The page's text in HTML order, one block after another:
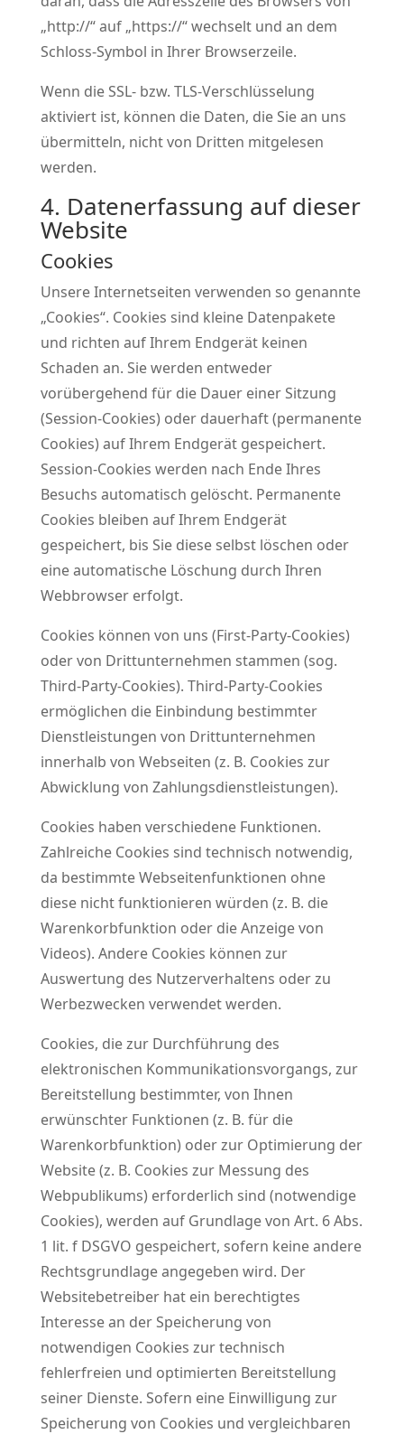
„http://“ auf „https://“ wechselt und an dem
Schloss-Symbol in Ihrer Browserzeile.
Wenn die SSL- bzw. TLS-Verschlüsselung
aktiviert ist, können die Daten, die Sie an uns
übermitteln, nicht von Dritten mitgelesen
werden.
4. Datenerfassung auf dieser
Website
Cookies
Unsere Internetseiten verwenden so genannte
„Cookies“. Cookies sind kleine Datenpakete
und richten auf Ihrem Endgerät keinen
Schaden an. Sie werden entweder
vorübergehend für die Dauer einer Sitzung
(Session-Cookies) oder dauerhaft (permanente
Cookies) auf Ihrem Endgerät gespeichert.
Session-Cookies werden nach Ende Ihres
Besuchs automatisch gelöscht. Permanente
Cookies bleiben auf Ihrem Endgerät
gespeichert, bis Sie diese selbst löschen oder
eine automatische Löschung durch Ihren
Webbrowser erfolgt.
Cookies können von uns (First-Party-Cookies)
oder von Drittunternehmen stammen (sog.
Third-Party-Cookies). Third-Party-Cookies
ermöglichen die Einbindung bestimmter
Dienstleistungen von Drittunternehmen
innerhalb von Webseiten (z. B. Cookies zur
Abwicklung von Zahlungsdienstleistungen).
Cookies haben verschiedene Funktionen.
Zahlreiche Cookies sind technisch notwendig,
da bestimmte Webseitenfunktionen ohne
diese nicht funktionieren würden (z. B. die
Warenkorbfunktion oder die Anzeige von
Videos). Andere Cookies können zur
Auswertung des Nutzerverhaltens oder zu
Werbezwecken verwendet werden.
Cookies, die zur Durchführung des
elektronischen Kommunikationsvorgangs, zur
Bereitstellung bestimmter, von Ihnen
erwünschter Funktionen (z. B. für die
Warenkorbfunktion) oder zur Optimierung der
Website (z. B. Cookies zur Messung des
Webpublikums) erforderlich sind (notwendige
Cookies), werden auf Grundlage von Art. 6 Abs.
1 lit. f DSGVO gespeichert, sofern keine andere
Rechtsgrundlage angegeben wird. Der
Websitebetreiber hat ein berechtigtes
Interesse an der Speicherung von
notwendigen Cookies zur technisch
fehlerfreien und optimierten Bereitstellung
seiner Dienste. Sofern eine Einwilligung zur
Speicherung von Cookies und vergleichbaren